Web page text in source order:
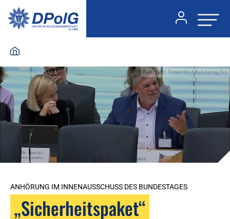
Foto:Foto: Screenshot Bundestag live
ANHÖRUNG IM INNENAUSSCHUSS DES BUNDESTAGES
„Sicherheitspaket“